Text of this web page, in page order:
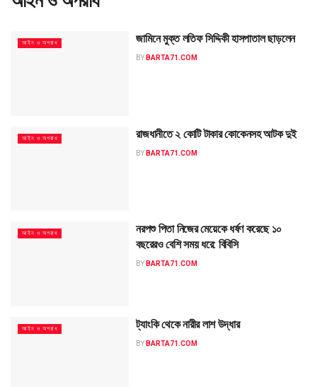
আইন ও অপরাধ জামিনে মুক্ত লতিফ সিদ্দিকী হাসপাতাল ছাড়লেন
BY BARTA71.COM
আইন ও অপরাধ রাজধানীতে ২ কোটি টাকার কোকেনসহ আটক দুই
BY BARTA71.COM
আইন ও অপরাধ
নরপশু পিতা নিজের মেয়েকে ধর্ষণ করেছে ১০
বছরেরও বেশি সময় ধরে: বিবিসি
BY BARTA71.COM
আইন ও অপরাধ ট্যাংকি থেকে নারীর লাশ উদ্ধার
BY BARTA71.COM